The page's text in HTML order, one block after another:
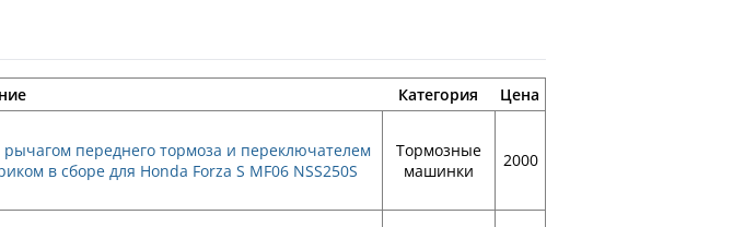
Категория Цена
переднего тормоза и переключателем
в сборе для Honda Forza S MF06 NSS250S
Тормозные
машинки
2000